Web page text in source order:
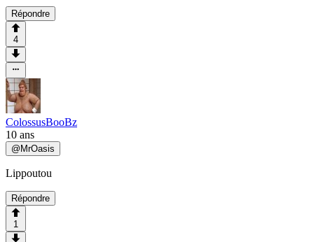
Répondre
4
ColossusBooBz
10 ans
@MrOasis
Lippoutou
Répondre
1